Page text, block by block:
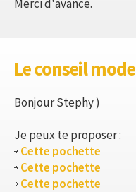
Merci d'avance.
Le conseil mode
Bonjour Stephy )
Je peux te proposer :
Cette pochette
Cette pochette
Cette pochette